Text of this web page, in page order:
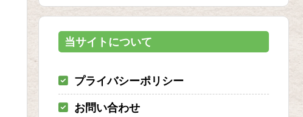
当サイトについて
プライバシーポリシー
お問い合わせ